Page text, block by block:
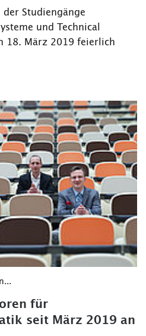
der Studiengänge
und Technical
18. März 2019 feierlich
für
seit März 2019 an